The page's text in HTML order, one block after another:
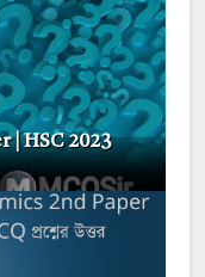
| HSC 2023